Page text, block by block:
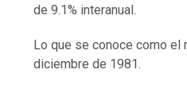
de 9.1% interanual.
Lo que se conoce como el
diciembre de 1981.